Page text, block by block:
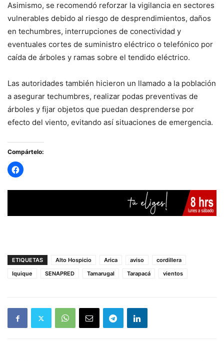
Asimismo, se recomendó reforzar la vigilancia en sectores
vulnerables debido al riesgo de desprendimientos, daños
en techumbres, interrupciones de conectividad y
eventuales cortes de suministro eléctrico o telefónico por
caída de árboles y ramas sobre el tendido eléctrico.
Las autoridades también hicieron un llamado a la población
a asegurar techumbres, realizar podas preventivas de
árboles y fijar objetos que puedan desprenderse por
efecto del viento, evitando así situaciones de emergencia.
Compártelo:
ETIQUETAS Alto Hospicio Arica aviso
cordillera
Iquique
SENAPRED Tamarugal Tarapacá vientos